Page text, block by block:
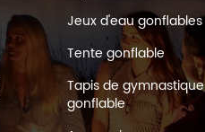
Jeux d'eau gonflables
Tente gonflable
Tapis de gymnastique
gonflable